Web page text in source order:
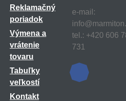
Reklamačný
poriadok
Výmena a
vrátenie
tovaru
Tabuľky
veľkostí
Kontakt
e-mail:
tel.: +420 606
731